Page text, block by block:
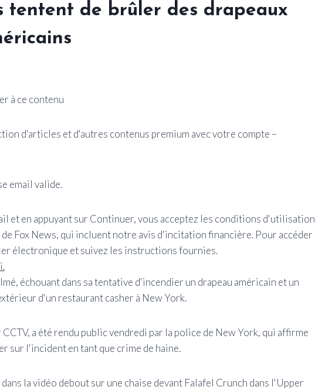
tentent de brûler des drapeaux
à ce contenu
d'articles et d'autres contenus premium avec votre compte –
email valide.
et en appuyant sur Continuer, vous acceptez les conditions d'utilisation
Fox News, qui incluent notre avis d'incitation financière. Pour accéder
électronique et suivez les instructions fournies.
échouant dans sa tentative d'incendier un drapeau américain et un
d'un restaurant casher à New York.
CCTV, a été rendu public vendredi par la police de New York, qui affirme
sur l'incident en tant que crime de haine.
la vidéo debout sur une chaise devant Falafel Crunch dans l'Upper